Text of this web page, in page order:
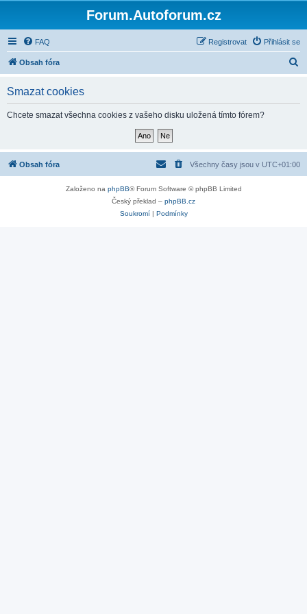
Forum.Autoforum.cz
FAQ Přihlásit se
Registrovat
Obsah fóra
Smazat cookies
Chcete smazat všechna cookies z vašeho disku uložená tímto fórem?
Obsah fóra Všechny časy jsou v UTC+01:00
Založeno na phpBB® Forum Software © phpBB Limited
Český překlad – phpBB.cz
Soukromí| Podmínky